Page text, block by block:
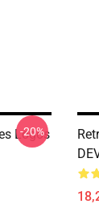
Logos
-20%